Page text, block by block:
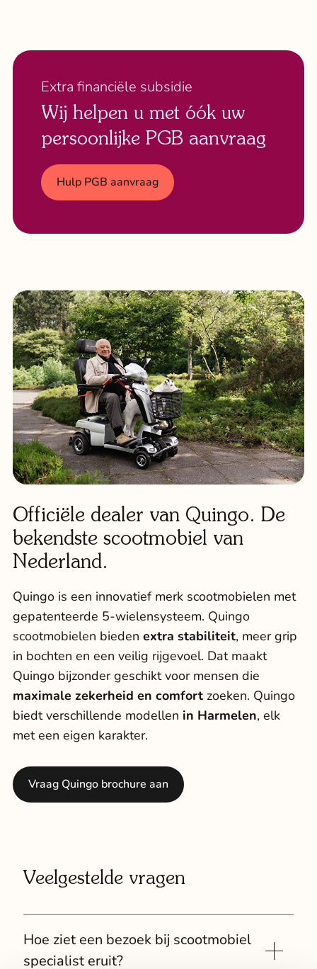
Extra financiële subsidie
Wij helpen u met óók uw
persoonlijke PGB aanvraag
Hulp PGB aanvraag
Officiële dealer van Quingo. De
bekendste scootmobiel van
Nederland.
Quingo is een innovatief merk scootmobielen met
gepatenteerde 5-wielensysteem. Quingo
scootmobielen bieden extra stabiliteit, meer grip
in bochten en een veilig rijgevoel. Dat maakt
Quingo bijzonder geschikt voor mensen die
maximale zekerheid en comfort zoeken. Quingo
biedt verschillende modellen in Harmelen, elk
met een eigen karakter.
Vraag Quingo brochure aan
Veelgestelde vragen
Hoe ziet een bezoek bij scootmobiel
specialist eruit?